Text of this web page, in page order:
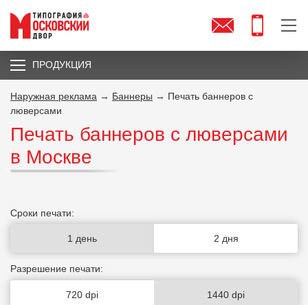
ПРОДУКЦИЯ
Наружная реклама → Баннеры → Печать баннеров с
люверсами
Печать баннеров с люверсами
в Москве
Сроки печати:
1 день 2 дня
Разрешение печати:
720 dpi 1440 dpi